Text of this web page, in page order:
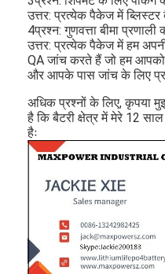
प्राथमिक लिथियम बैटरी
हाइब्रिड कार बैटरी
उत्तर: प्रत्येक पैकेज में
4प्रश्न: गुणवत्ता बीमा प्रणाली
उत्तर: प्रत्येक पैकेज में हम
QA जांच करते हैं जो हम आपको
और आपके पास जांच के लिए
अधिक प्रश्नों के लिए, कृपया
है कि बैटरी क्षेत्र में मेरे 12
हैः